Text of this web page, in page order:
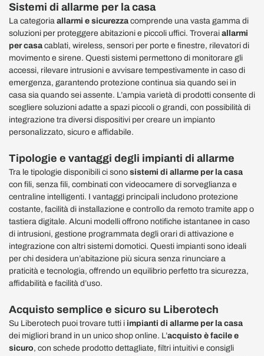
Sistemi di allarme per la casa
La categoria allarmi e sicurezza comprende una vasta gamma di
soluzioni per proteggere abitazioni e piccoli uffici. Troverai allarmi
per casa cablati, wireless, sensori per porte e finestre, rilevatori di
movimento e sirene. Questi sistemi permettono di monitorare gli
accessi, rilevare intrusioni e avvisare tempestivamente in caso di
emergenza, garantendo protezione continua sia quando sei in
casa sia quando sei assente. L’ampia varietà di prodotti consente di
scegliere soluzioni adatte a spazi piccoli o grandi, con possibilità di
integrazione tra diversi dispositivi per creare un impianto
personalizzato, sicuro e affidabile.
Tipologie e vantaggi degli impianti di allarme
Tra le tipologie disponibili ci sono sistemi di allarme per la casa
con fili, senza fili, combinati con videocamere di sorveglianza e
centraline intelligenti. I vantaggi principali includono protezione
costante, facilità di installazione e controllo da remoto tramite app o
tastiera digitale. Alcuni modelli offrono notifiche istantanee in caso
di intrusioni, gestione programmata degli orari di attivazione e
integrazione con altri sistemi domotici. Questi impianti sono ideali
per chi desidera un’abitazione più sicura senza rinunciare a
praticità e tecnologia, offrendo un equilibrio perfetto tra sicurezza,
affidabilità e facilità d’uso.
Acquisto semplice e sicuro su Liberotech
Su Liberotech puoi trovare tutti i impianti di allarme per la casa
dei migliori brand in un unico shop online. L’acquisto è facile e
sicuro, con schede prodotto dettagliate, filtri intuitivi e consigli